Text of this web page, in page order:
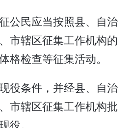
公民应当按照县、自治
市辖区征集工作机构的
格检查等征集活动。
役条件，并经县、自治
市辖区征集工作机构批
役。